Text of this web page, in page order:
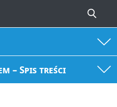
– Spis treści